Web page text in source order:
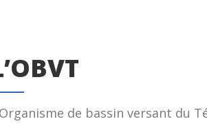
de bassin versant du